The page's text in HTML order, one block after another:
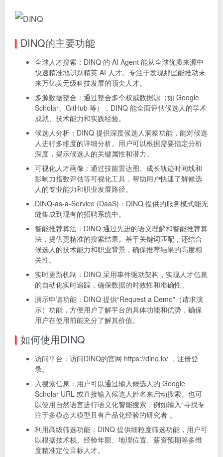
DINQ的主要功能
全球人才搜索：DINQ 的 AI Agent 能从全球优质来源中
快速精准地识别精英 AI 人才。专注于发现那些能推动未
来万亿美元级科技发展的顶尖人才。
多源数据整合：通过整合多个权威数据源（如 Google
Scholar、GitHub 等），DINQ 能全面评估候选人的学术
成就、技术能力和实践经验。
候选人分析：DINQ 提供深度候选人洞察功能，能对候选
人进行多维度的详细分析。用户可以根据需要指定分析
深度，揭示候选人的关键属性和潜力。
可视化人才画像：通过技能雷达图、成长轨迹时间线和
影响力指数评估等可视化工具，帮助用户快速了解候选
人的专业能力和职业发展路径。
DINQ-as-a-Service (DaaS)：DINQ 提供的服务模式能无
缝集成到现有的招聘系统中。
智能推荐算法：DINQ 通过先进的语义理解和智能推荐算
法，提供更精准的搜索结果。基于关键词匹配，还结合
候选人的技术能力和职业背景，确保推荐结果的高度相
关性。
实时更新机制：DINQ 采用事件驱动架构，实现人才信息
的自动化实时追踪，确保数据的时效性和准确性。
演示申请功能：DINQ 提供“Request a Demo”（请求演
示）功能，方便用户了解平台的具体功能和优势，确保
用户在使用前能充分了解其价值。
如何使用DINQ
访问平台：访问DINQ的官网 https://dinq.io/ ，注册登
录。
入搜索信息：用户可以通过输入候选人的 Google
Scholar URL 或直接输入候选人姓名来启动搜索。也可
以使用自然语言进行语义化智能搜索，例如输入“寻找专
注于多模态大模型且有产品化经验的研究者”。
利用高级筛选功能：DINQ 提供细粒度筛选功能，用户可
以根据技术栈、经验年限、地理位置、薪资预期等多维
度精准定位目标人才。